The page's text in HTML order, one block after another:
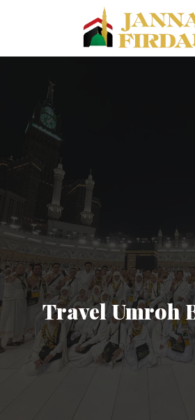
Travel Umroh